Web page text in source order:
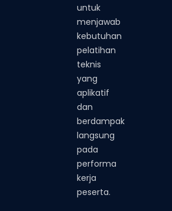
untuk
menjawab
kebutuhan
pelatihan
teknis
yang
aplikatif
dan
berdampak
langsung
pada
performa
kerja
peserta.